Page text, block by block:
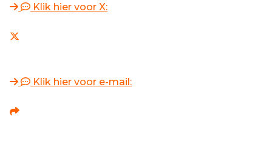
Klik hier voor X:
Klik hier voor e-mail: